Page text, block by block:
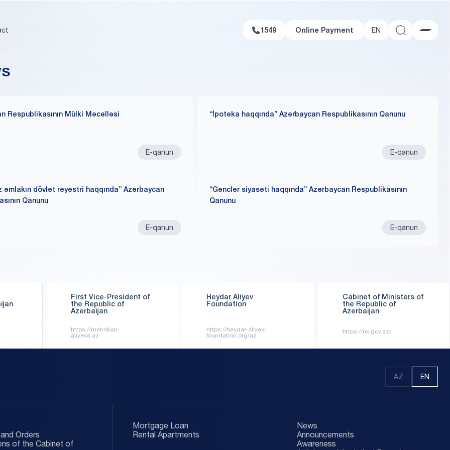
1549 Online Payment
1549 Online Payment EN
Respublikasının Mülki Məcəlləsi
E-qanun
“İpoteka haqqında” Azərbaycan Respublikasının Qanunu
E-qanun
əmlakın dövlət reyestri haqqında” Azərbaycan
Qanunu
E-qanun
“Gənclər siyasəti haqqında” Azərbaycan Respublikasının
Qanunu
E-qanun
First Vice-President of
the Republic of
Azerbaijan
https://mehriban-
aliyeva.az
Heydar Aliyev
Foundation
https://heydar-aliyev-
foundation.org/az
Cabinet of Ministers of
the Republic of
Azerbaijan
https://nk.gov.az/
AZ EN
Orders
of the Cabinet of
Mortgage Loan
Rental Apartments
News
Announcements
Awareness
Borcalanın aylıq
Bank %-in ödənişi